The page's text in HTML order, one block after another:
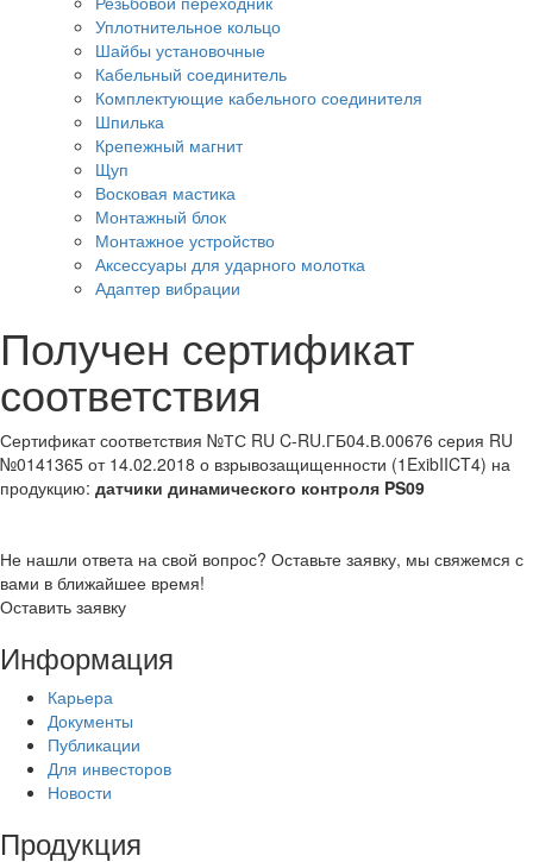
Уплотнительное кольцо
Шайбы установочные
Кабельный соединитель
Комплектующие кабельного соединителя
Шпилька
Крепежный магнит
Щуп
Восковая мастика
Монтажный блок
Монтажное устройство
Аксессуары для ударного молотка
Адаптер вибрации
Получен сертификат
соответствия
Сертификат соответствия №ТС RU C-RU.ГБ04.В.00676 серия RU
№0141365 от 14.02.2018 о взрывозащищенности (1ExibIICT4) на
продукцию: датчики динамического контроля PS09
Не нашли ответа на свой вопрос? Оставьте заявку, мы свяжемся с
вами в ближайшее время!
Оставить заявку
Информация
Карьера
Документы
Публикации
Для инвесторов
Новости
Продукция